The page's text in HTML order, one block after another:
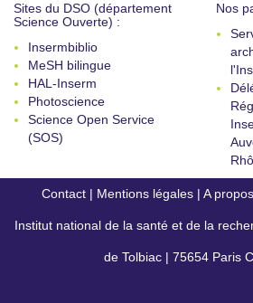
Sites du DSO (département
Science Ouverte) :
Insermbiblio
MeSH bilingue
HAL-Inserm
Photoscience
Science Open Service
(SOS)
Nos
Contact | Mentions légales | A propos
conforme)
Institut national de la santé et de la
de Tolbiac | 75654 Paris